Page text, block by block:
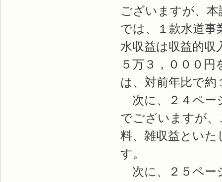
ございますが、
では、１款水道事
水収益は収益的収
５万３，０００
は、対前年比で約
次に、２４ペー
でございますが
料、雑収益といた
す。
次に、２５ペー